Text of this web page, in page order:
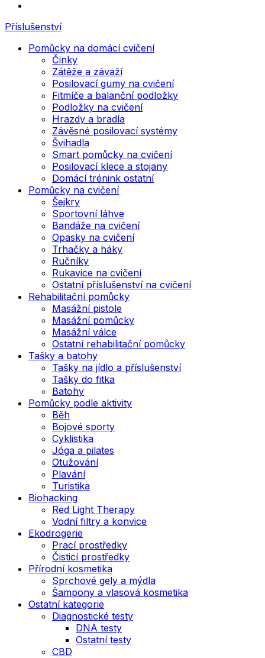
Příslušenství
Pomůcky na domácí cvičení
Činky
Zátěže a závaží
Posilovací gumy na cvičení
Fitmíče a balanční podložky
Podložky na cvičení
Hrazdy a bradla
Závěsné posilovací systémy
Švihadla
Smart pomůcky na cvičení
Posilovací klece a stojany
Domácí trénink ostatní
Pomůcky na cvičení
Šejkry
Sportovní láhve
Bandáže na cvičení
Opasky na cvičení
Trhačky a háky
Ručníky
Rukavice na cvičení
Ostatní příslušenství na cvičení
Rehabilitační pomůcky
Masážní pistole
Masážní pomůcky
Masážní válce
Ostatní rehabilitační pomůcky
Tašky a batohy
Tašky na jídlo a příslušenství
Tašky do fitka
Batohy
Pomůcky podle aktivity
Běh
Bojové sporty
Cyklistika
Jóga a pilates
Otužování
Plavání
Turistika
Biohacking
Red Light Therapy
Vodní filtry a konvice
Ekodrogerie
Prací prostředky
Čisticí prostředky
Přírodní kosmetika
Sprchové gely a mýdla
Šampony a vlasová kosmetika
Ostatní kategorie
Diagnostické testy
DNA testy
Ostatní testy
CBD